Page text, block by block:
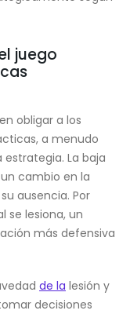
juego
obligar a los
a menudo
La baja
cambio en la
ausencia. Por
se lesiona, un
más defensiva
de la lesión y
decisiones